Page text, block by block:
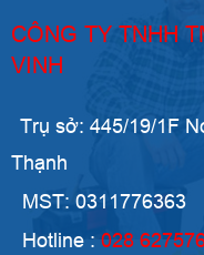
CÔNG TY TNHH
VINH
Trụ sở: 445/19/1F
Thạnh
MST: 0311776363
Hotline : 028